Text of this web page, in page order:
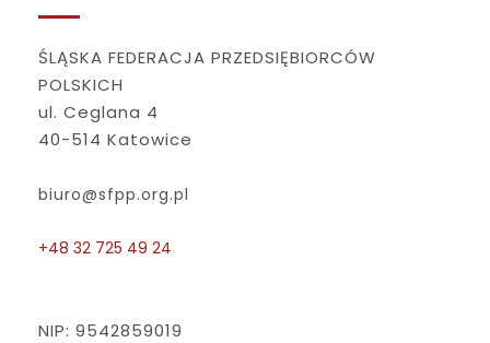
ŚLĄSKA FEDERACJA PRZEDSIĘBIORCÓW
POLSKICH
ul. Ceglana 4
40-514 Katowice
biuro@sfpp.org.pl
+48 32 725 49 24
NIP: 9542859019